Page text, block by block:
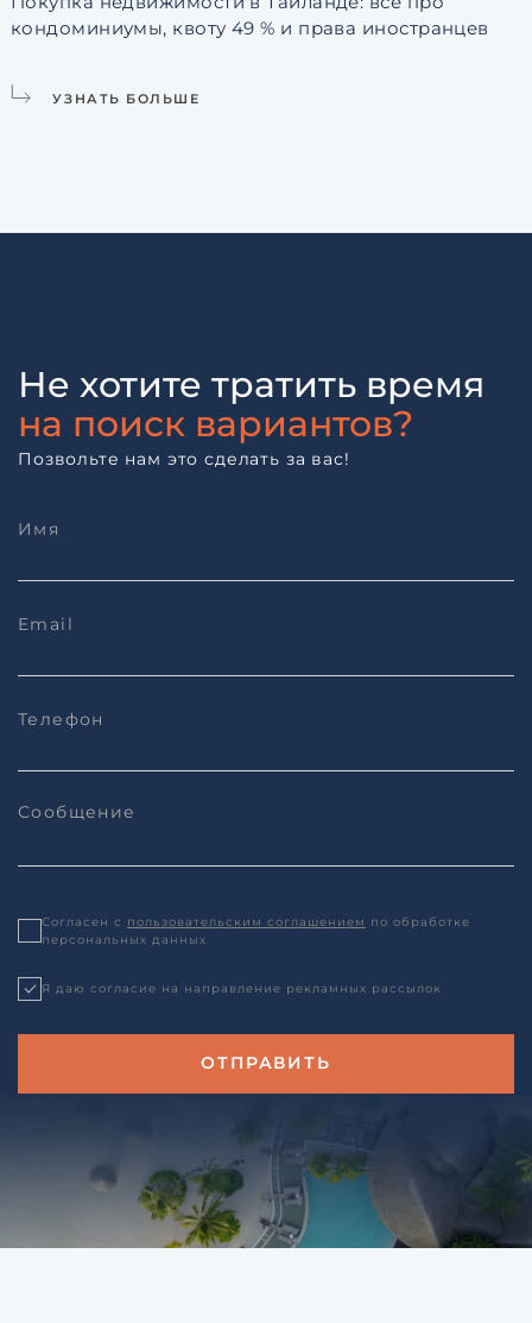
кондоминиумы, квоту 49 % и права иностранцев
УЗНАТЬ БОЛЬШЕ
Не хотите тратить время
на поиск вариантов?
Позвольте нам это сделать за вас!
Согласен с пользовательским соглашением по обработке
персональных данных
Я даю согласие на направление рекламных рассылок